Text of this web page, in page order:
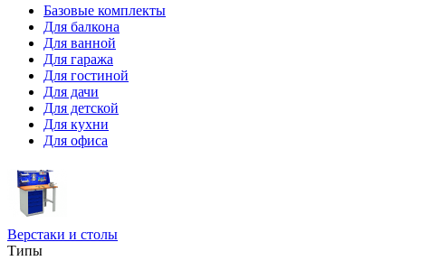
Базовые комплекты
Для балкона
Для ванной
Для гаража
Для гостиной
Для дачи
Для детской
Для кухни
Для офиса
Верстаки и столы
Типы